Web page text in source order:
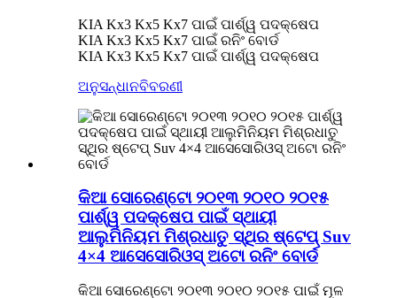
KIA Kx3 Kx5 Kx7 ପାଇଁ ପାର୍ଶ୍ୱ ପଦକ୍ଷେପ
KIA Kx3 Kx5 Kx7 ପାଇଁ ରନିଂ ବୋର୍ଡ
KIA Kx3 Kx5 Kx7 ପାଇଁ ପାର୍ଶ୍ୱ ପଦକ୍ଷେପ
ଅନୁସନ୍ଧାନବିବରଣୀ
କିଆ ସୋରେଣ୍ଟୋ ୨୦୧୩ ୨୦୧୦ ୨୦୧୫
ପାର୍ଶ୍ୱ ପଦକ୍ଷେପ ପାଇଁ ସ୍ଥାୟୀ
ଆଲୁମିନିୟମ ମିଶ୍ରଧାତୁ ସ୍ଥିର ଷ୍ଟେପ୍ Suv
4×4 ଆସେସୋରିଓସ୍ ଅଟୋ ରନିଂ ବୋର୍ଡ
କିଆ ସୋରେଣ୍ଟୋ ୨୦୧୩ ୨୦୧୦ ୨୦୧୫ ପାଇଁ ମୂଳ